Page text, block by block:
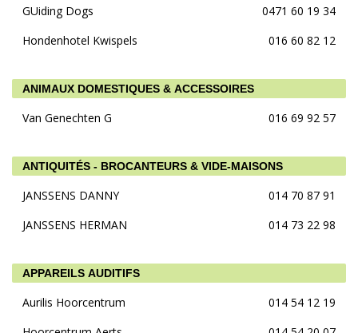
GUiding Dogs
0471 60 19 34
Hondenhotel Kwispels
016 60 82 12
ANIMAUX DOMESTIQUES & ACCESSOIRES
Van Genechten G 016 69 92 57
ANTIQUITÉS - BROCANTEURS & VIDE-MAISONS
JANSSENS DANNY
014 70 87 91
JANSSENS HERMAN
014 73 22 98
APPAREILS AUDITIFS
Aurilis Hoorcentrum
014 54 12 19